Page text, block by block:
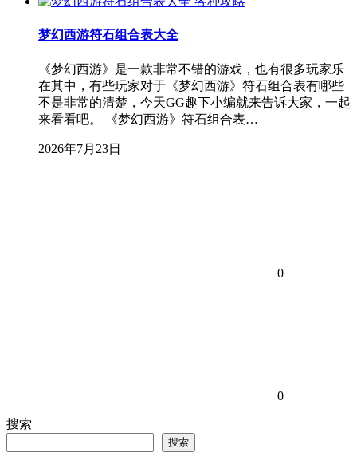
梦幻西游符石组合表大全
《梦幻西游》是一款非常不错的游戏，也有很多玩家乐
在其中，有些玩家对于《梦幻西游》符石组合表有哪些
不是非常的清楚，今天GG趣下小编就来告诉大家，一起
来看看吧。 《梦幻西游》符石组合表…
2026年7月23日
0
0
搜索
搜索